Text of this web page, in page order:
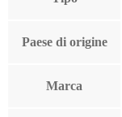
Paese di origine
Marca